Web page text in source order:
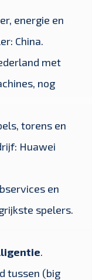
energie en
China.
met
nog
torens en
Huawei
en
spelers.
.
tussen (big